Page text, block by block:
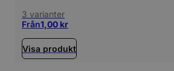
3 varianter
Från1,00 kr
Visa produkt